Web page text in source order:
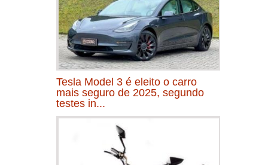
Tesla Model 3 é eleito o carro
mais seguro de 2025, segundo
testes in...